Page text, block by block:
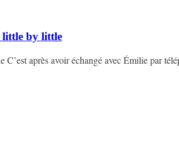
little by little
après avoir échangé avec Émilie par